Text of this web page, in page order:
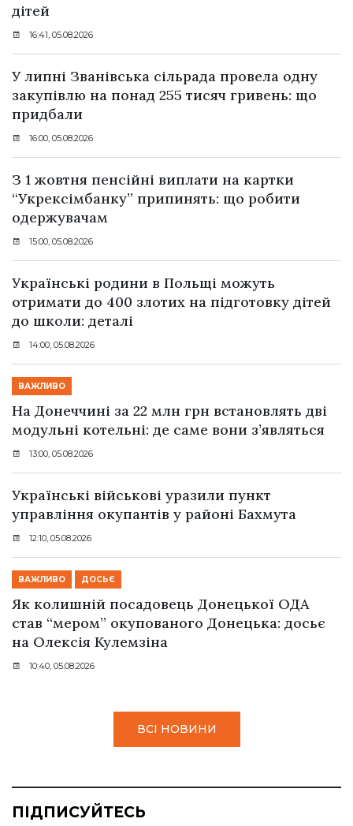
дітей
16:41, 05.08.2026
У липні Званівська сільрада провела одну
закупівлю на понад 255 тисяч гривень: що
придбали
16:00, 05.08.2026
З 1 жовтня пенсійні виплати на картки
“Укрексімбанку” припинять: що робити
одержувачам
15:00, 05.08.2026
Українські родини в Польщі можуть
отримати до 400 злотих на підготовку дітей
до школи: деталі
14:00, 05.08.2026
ВАЖЛИВО
На Донеччині за 22 млн грн встановлять дві
модульні котельні: де саме вони з’являться
13:00, 05.08.2026
Українські військові уразили пункт
управління окупантів у районі Бахмута
12:10, 05.08.2026
ВАЖЛИВО ДОСЬЄ
Як колишній посадовець Донецької ОДА
став “мером” окупованого Донецька: досьє
на Олексія Кулемзіна
10:40, 05.08.2026
ВСІ НОВИНИ
ПІДПИСУЙТЕСЬ